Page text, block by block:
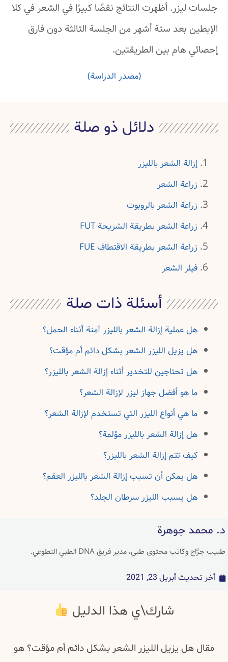
جلسات ليزر. أظهرت النتائج نقصًا كبيرًا في الشعر في كلا
الإبطين بعد ستة أشهر من الجلسة الثالثة دون فارق
إحصائي هام بين الطريقتين.
(مصدر الدراسة)
دلائل ذو صلة
إزالة الشعر بالليزر
زراعة الشعر
زراعة الشعر بالروبوت
زراعة الشعر بطريقة الشريحة FUT
زراعة الشعر بطريقة الاقتطاف FUE
فيلر الشعر
أسئلة ذات صلة
هل عملية إزالة الشعر بالليزر آمنة أثناء الحمل؟
هل يزيل الليزر الشعر بشكل دائم أم مؤقت؟
هل تحتاجين للتخدير أثناء إزالة الشعر بالليزر؟
ما هو أفضل جهاز ليزر لإزالة الشعر؟
ما هي أنواع الليزر التي تستخدم لإزالة الشعر؟
هل إزالة الشعر بالليزر مؤلمة؟
كيف تتم إزالة الشعر بالليزر؟
هل يمكن أن تسبب إزالة الشعر بالليزر العقم؟
هل يسبب الليزر سرطان الجلد؟
د. محمد جوهرة
طبيب جرَّاح وكاتب محتوى طبي، مدير فريق DNA الطبي التطوعي.
أخر تحديثأبريل 23, 2021
شارك\ي هذا الدليل
مقال هل يزيل الليزر الشعر بشكل دائم أم مؤقت؟ هو